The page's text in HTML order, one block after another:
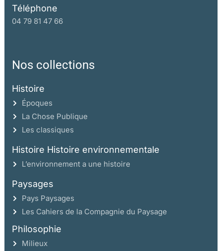
Téléphone
04 79 81 47 66
Nos collections
Histoire
Époques
La Chose Publique
Les classiques
Histoire Histoire environnementale
L’environnement a une histoire
Paysages
Pays Paysages
Les Cahiers de la Compagnie du Paysage
Philosophie
Milieux